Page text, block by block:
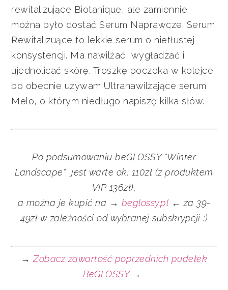
rewitalizujące Biotanique, ale zamiennie
można było dostać Serum Naprawcze. Serum
Rewitalizuące to lekkie serum o nietłustej
konsystencji. Ma nawilżać, wygładzać i
ujednolicać skórę. Troszkę poczeka w kolejce
bo obecnie używam Ultranawilżające serum
Melo, o którym niedługo napiszę kilka słów.
Po podsumowaniu beGLOSSY "Winter
Landscape" jest warte ok. 110zł (z produktem
VIP 136zł),
a można je kupić na → beglossy.pl ← za 39-
49zł w zależności od wybranej subskrypcji :)
→ Zobacz zawartość poprzednich pudełek
BeGLOSSY
←